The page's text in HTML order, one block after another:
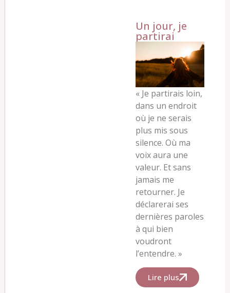
Un jour, je
partirai
« Je partirais loin,
dans un endroit
où je ne serais
plus mis sous
silence. Où ma
voix aura une
valeur. Et sans
jamais me
retourner. Je
déclarerai ses
dernières paroles
à qui bien
voudront
l’entendre. »
Lire plus